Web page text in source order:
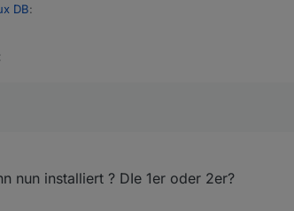
DB:
das hier wieder ein langer Thread
mir
nun installiert ? DIe 1er oder 2er?